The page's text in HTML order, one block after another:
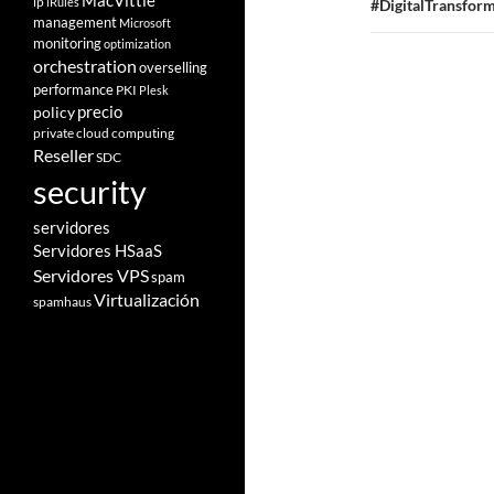
management Microsoft
monitoringoptimization
orchestrationoverselling
performance PKI Plesk
policyprecio
private cloud computing
ResellerSDC
security
servidores
Servidores HSaaS
Servidores VPSspam
spamhausVirtualización